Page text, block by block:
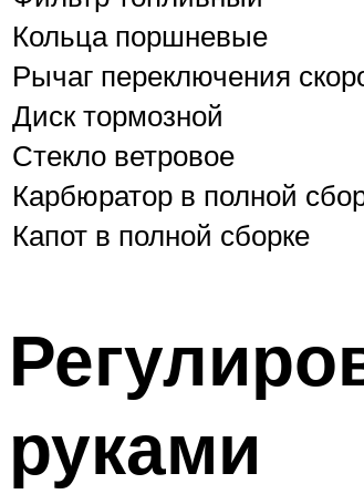
Кольца поршневые
Рычаг переключения
Диск тормозной
Стекло ветровое
Карбюратор в полной
Капот в полной сборке
руками